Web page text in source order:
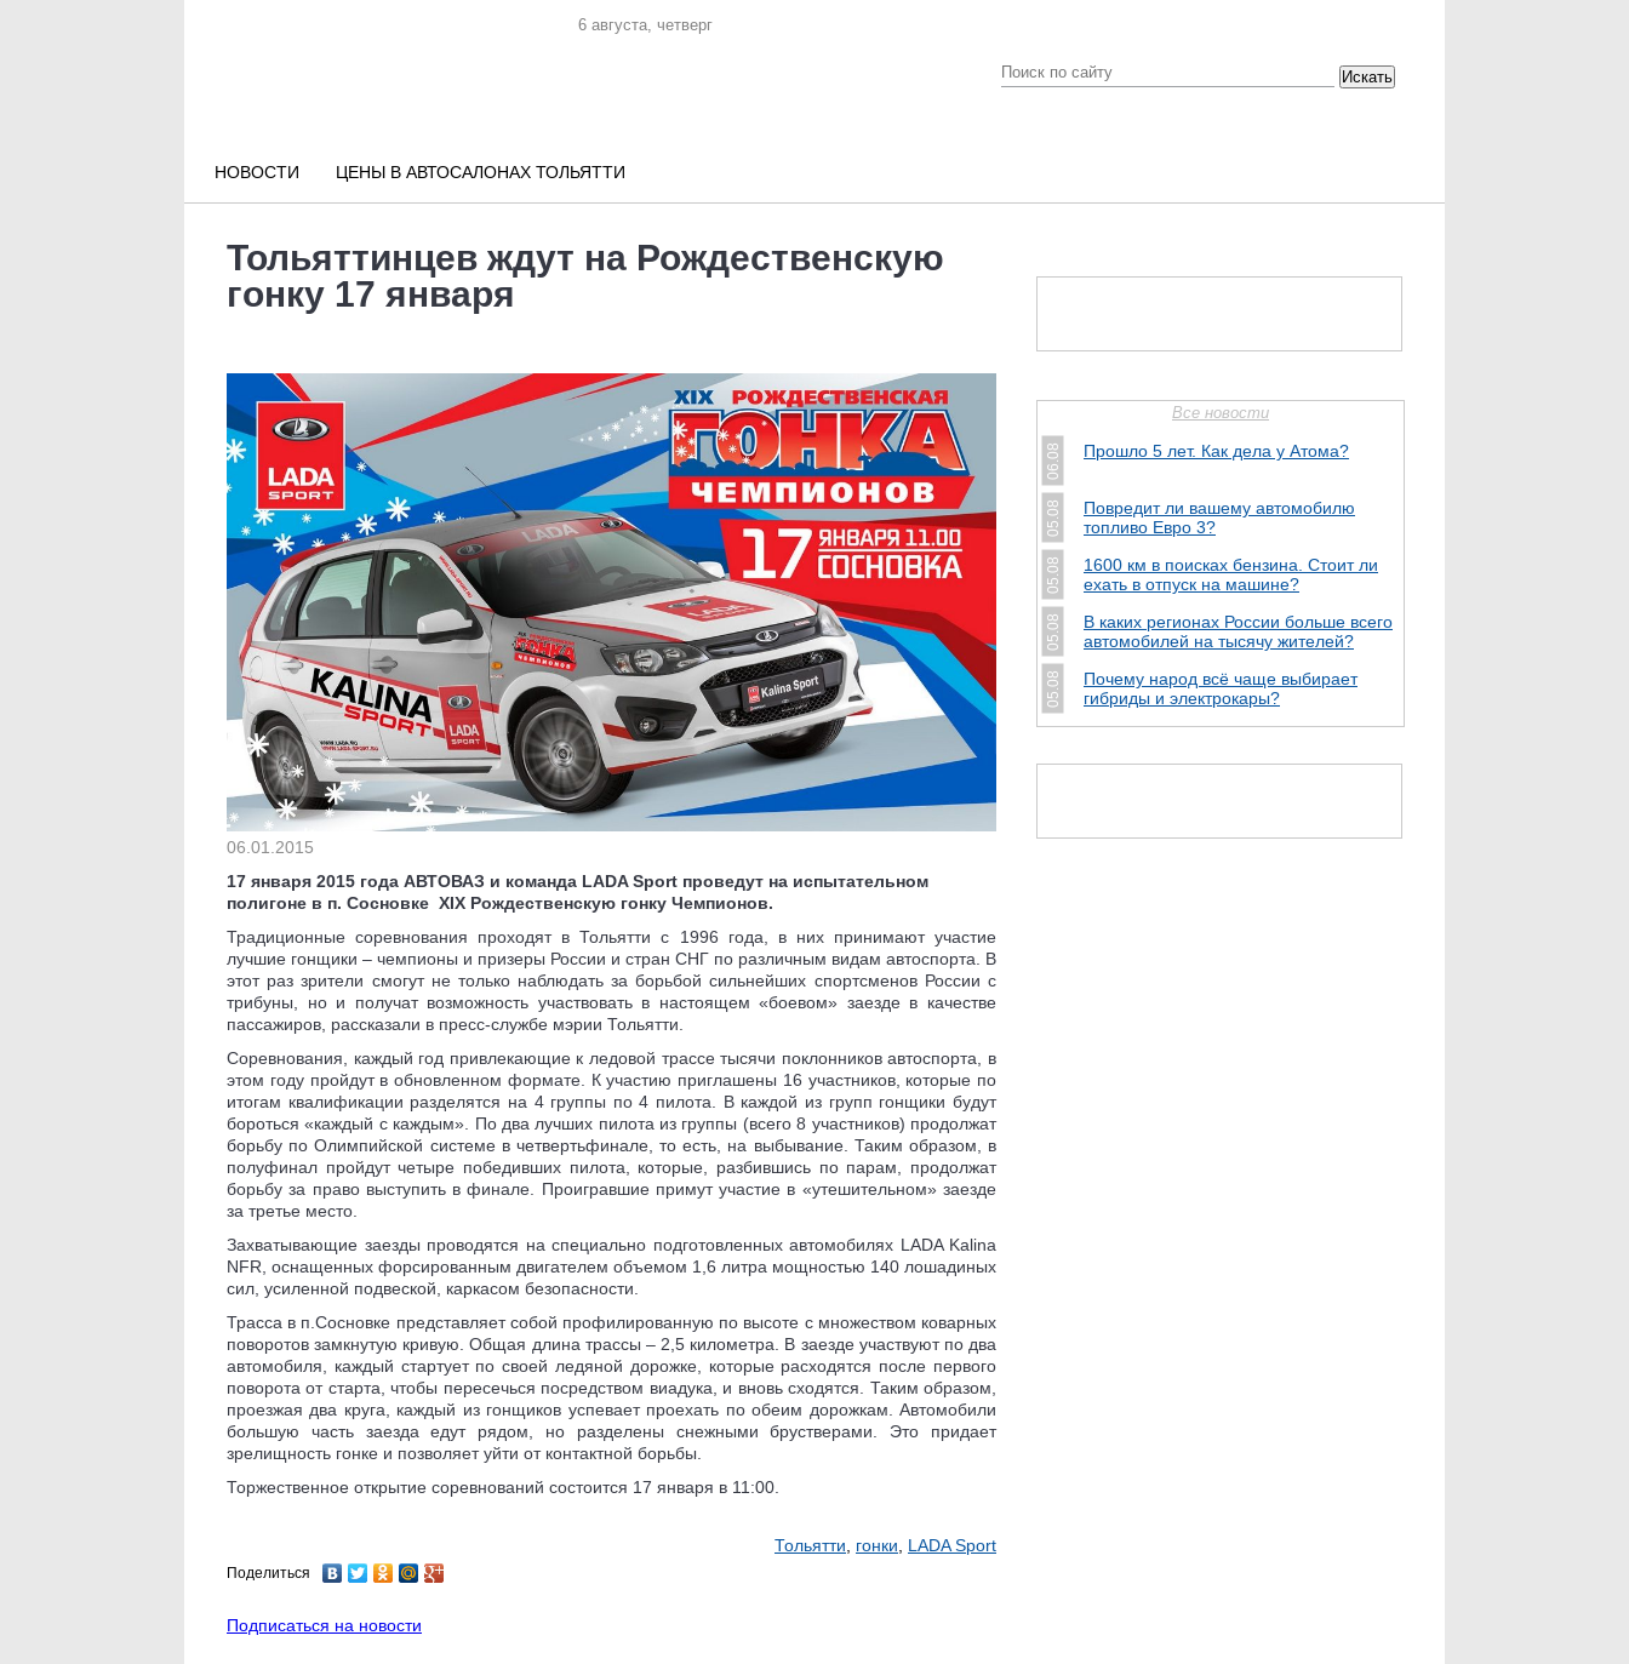
6 августа, четверг
Искать
НОВОСТИ ЦЕНЫ В АВТОСАЛОНАХ ТОЛЬЯТТИ
Тольяттинцев ждут на Рождественскую
гонку 17 января
06.01.2015
17 января 2015 года АВТОВАЗ и команда LADA Sport проведут на испытательном
полигоне в п. Сосновке XIХ Рождественскую гонку Чемпионов.
Традиционные соревнования проходят в Тольятти с 1996 года, в них принимают участие
лучшие гонщики – чемпионы и призеры России и стран СНГ по различным видам автоспорта. В
этот раз зрители смогут не только наблюдать за борьбой сильнейших спортсменов России с
трибуны, но и получат возможность участвовать в настоящем «боевом» заезде в качестве
пассажиров, рассказали в пресс-службе мэрии Тольятти.
Соревнования, каждый год привлекающие к ледовой трассе тысячи поклонников автоспорта, в
этом году пройдут в обновленном формате. К участию приглашены 16 участников, которые по
итогам квалификации разделятся на 4 группы по 4 пилота. В каждой из групп гонщики будут
бороться «каждый с каждым». По два лучших пилота из группы (всего 8 участников) продолжат
борьбу по Олимпийской системе в четвертьфинале, то есть, на выбывание. Таким образом, в
полуфинал пройдут четыре победивших пилота, которые, разбившись по парам, продолжат
борьбу за право выступить в финале. Проигравшие примут участие в «утешительном» заезде
за третье место.
Захватывающие заезды проводятся на специально подготовленных автомобилях LADA Kalina
NFR, оснащенных форсированным двигателем объемом 1,6 литра мощностью 140 лошадиных
сил, усиленной подвеской, каркасом безопасности.
Трасса в п.Сосновке представляет собой профилированную по высоте с множеством коварных
поворотов замкнутую кривую. Общая длина трассы – 2,5 километра. В заезде участвуют по два
автомобиля, каждый стартует по своей ледяной дорожке, которые расходятся после первого
поворота от старта, чтобы пересечься посредством виадука, и вновь сходятся. Таким образом,
проезжая два круга, каждый из гонщиков успевает проехать по обеим дорожкам. Автомобили
большую часть заезда едут рядом, но разделены снежными брустверами. Это придает
зрелищность гонке и позволяет уйти от контактной борьбы.
Торжественное открытие соревнований состоится 17 января в 11:00.
Тольятти гонки LADA Sport
Поделиться
Подписаться на новости
Все новости
06.08 Прошло 5 лет. Как дела у Атома?
05.08
Повредит ли вашему автомобилю
топливо Евро 3?
05.08
1600 км в поисках бензина. Стоит ли
ехать в отпуск на машине?
05.08
В каких регионах России больше всего
автомобилей на тысячу жителей?
05.08
Почему народ всё чаще выбирает
гибриды и электрокары?